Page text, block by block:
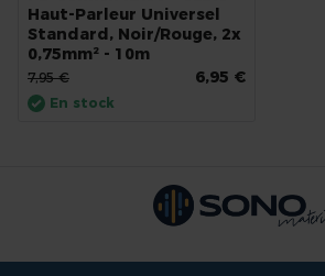
Haut-Parleur Universel
Standard, Noir/Rouge, 2x
0,75mm² - 10m
6,95 €
7,95 €
En stock